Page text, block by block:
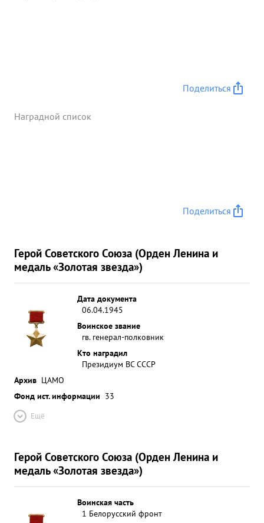
Поделиться
Наградной список
Поделиться
Герой Советского Союза (Орден Ленина и
медаль «Золотая звезда»)
Дата документа
06.04.1945
Воинское звание
гв. генерал-полковник
Кто наградил
Президиум ВС СССР
Архив ЦАМО
Фонд ист. информации 33
Ещё
Герой Советского Союза (Орден Ленина и
медаль «Золотая звезда»)
Воинская часть
1 Белорусский фронт